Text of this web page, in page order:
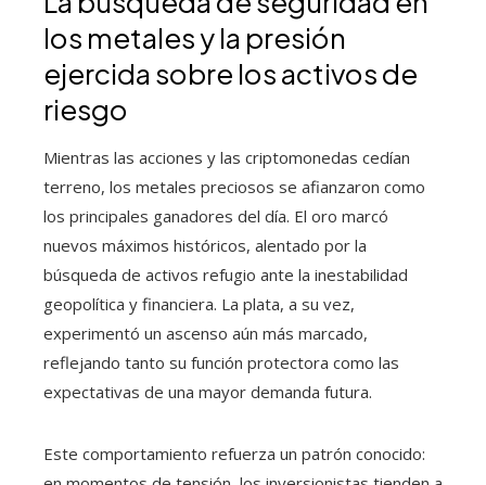
los metales y la presión
ejercida sobre los activos de
riesgo
Mientras las acciones y las criptomonedas cedían
terreno, los metales preciosos se afianzaron como
los principales ganadores del día. El oro marcó
nuevos máximos históricos, alentado por la
búsqueda de activos refugio ante la inestabilidad
geopolítica y financiera. La plata, a su vez,
experimentó un ascenso aún más marcado,
reflejando tanto su función protectora como las
expectativas de una mayor demanda futura.
Este comportamiento refuerza un patrón conocido: